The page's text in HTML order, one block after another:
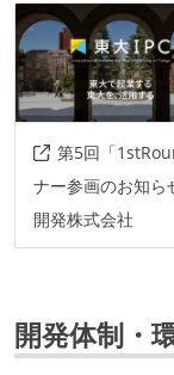
第5回「
ナー参画のお知ら
開発株式会社
開発体制・